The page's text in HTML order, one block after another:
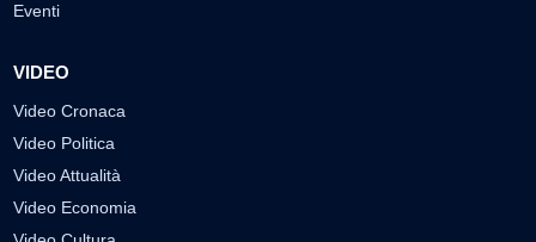
Eventi
VIDEO
Video Cronaca
Video Politica
Video Attualità
Video Economia